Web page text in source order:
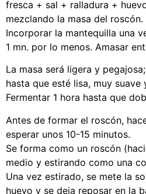
fresca + sal + ralladura +
mezclando la masa del roscón.
Incorporar la mantequilla una
1 mn. por lo menos. Amasar
La masa será ligera y
hasta que esté lisa, muy suave
Fermentar 1 hora hasta que
Antes de formar el roscón,
esperar unos 10-15 minutos.
Se forma como un roscón
medio y estirando como una
Una vez estirado, se mete la
huevo y se deja reposar en la